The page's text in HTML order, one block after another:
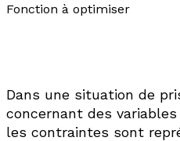
Fonction à optimiser
Dans une situation de
concernant des
les contraintes sont